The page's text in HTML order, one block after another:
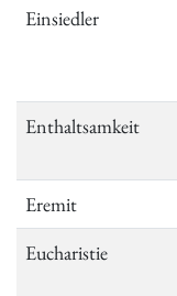
Einsiedler
Enthaltsamkeit
Eremit
Eucharistie